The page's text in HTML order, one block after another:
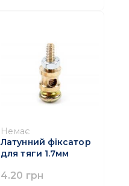
Немає
Латунний фіксатор
для тяги 1.7мм
4.20 грн